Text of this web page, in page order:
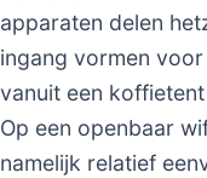
apparaten delen
ingang vormen
vanuit een
Op een openbaar
namelijk relatief